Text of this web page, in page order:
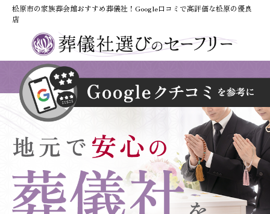
松原市の家族葬会館おすすめ葬儀社！Google口コミで高評価な松原の優良
店